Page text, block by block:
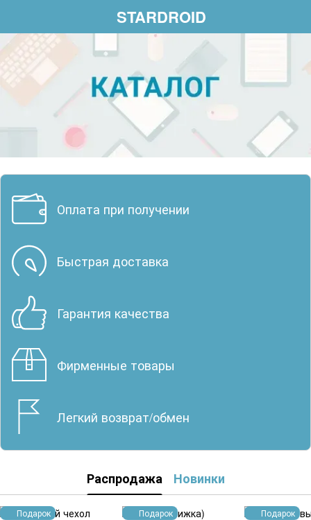
STARDROID
Оплата при получении
Быстрая доставка
Гарантия качества
Фирменные товары
Легкий возврат/обмен
Распродажа Новинки
Подарок Подарок Подарок